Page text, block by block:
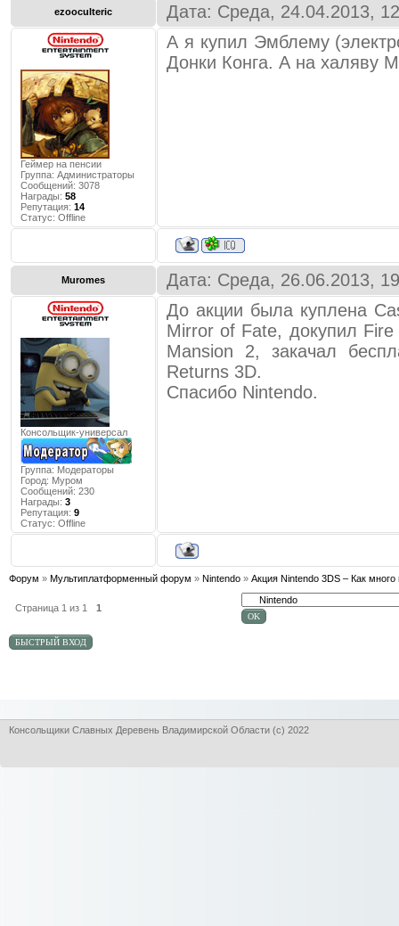
ezooculteric Дата: Среда, 24.04.2013,
Геймер на пенсии
Группа: Администраторы
Сообщений: 3078
Награды: 58
Репутация: 14
Статус: Offline
А я купил Эмблему
Донки Конга. А на халяву
Muromes Дата: Среда, 26.06.2013,
Консольщик-универсал
Группа: Модераторы
Город: Муром
Сообщений: 230
Награды: 3
Репутация: 9
Статус: Offline
До акции была куплена
Mirror of Fate, докупил
Mansion 2, закачал
Returns 3D.
Спасибо Nintendo.
Форум » Мультиплатформенный форум » Nintendo » Акция Nintendo 3DS – Как много
Страница 1 из 1 1
Консольщики Славных Деревень Владимирской Области (с) 2022